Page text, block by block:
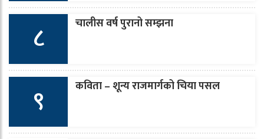
८ चालीस वर्ष पुरानो सम्झना
९ कविता – शून्य राजमार्गको चिया पसल